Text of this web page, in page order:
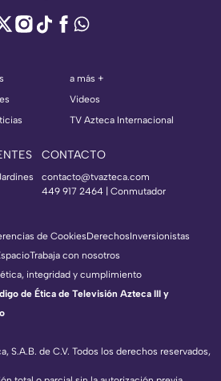
a más +
Videos
TV Azteca Internacional
CONTACTO
contacto@tvazteca.com
449 917 2464 | Conmutador
S.A.B. de C.V. Todos los derechos reservados,
de CookiesDerechosInversionistas
Trabaja con nosotros
ética, integridad y cumplimiento
de Ética de Televisión Azteca III y